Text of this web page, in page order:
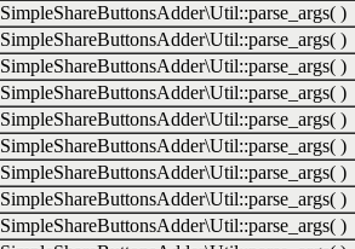
SimpleShareButtonsAdder\Util::parse_args( )
SimpleShareButtonsAdder\Util::parse_args( )
SimpleShareButtonsAdder\Util::parse_args( )
SimpleShareButtonsAdder\Util::parse_args( )
SimpleShareButtonsAdder\Util::parse_args( )
SimpleShareButtonsAdder\Util::parse_args( )
SimpleShareButtonsAdder\Util::parse_args( )
SimpleShareButtonsAdder\Util::parse_args( )
SimpleShareButtonsAdder\Util::parse_args( )